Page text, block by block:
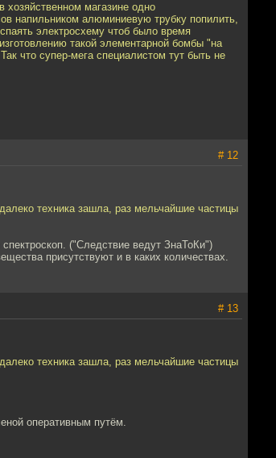
хозяйственном магазине одно
напильником алюминиевую трубку попилить,
электросхему чтоб было время
такой элементарной бомбы "на
что супер-мега специалистом тут быть не
# 12
техника зашла, раз мельчайшие частицы
спектроскоп. ("Следствие ведут ЗнаТоКи")
присутствуют и в каких количествах.
# 13
техника зашла, раз мельчайшие частицы
оперативным путём.